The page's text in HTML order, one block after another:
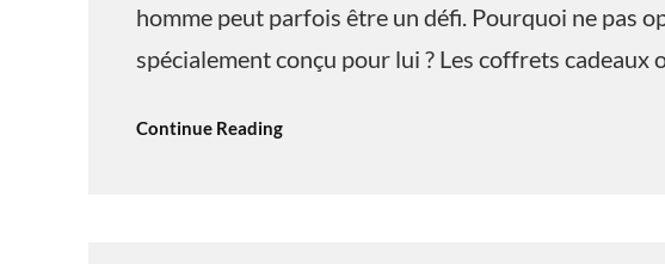
homme peut parfois être un défi. Pourquoi ne pas
spécialement conçu pour lui ? Les coffrets cadeaux
Continue Reading